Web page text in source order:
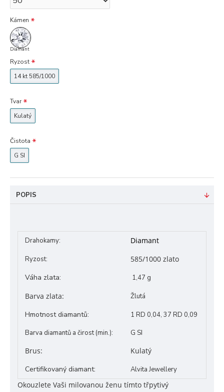
Kámen
Diamant
Ryzost
14 kt 585/1000
Tvar
Kulatý
Čistota
G SI
POPIS
Drahokamy: Diamant
Ryzost:
585/1000 zlato
Váha zlata: 1,47 g
Barva zlata: Žlutá
Hmotnost diamantů:
1 RD 0,04, 37 RD 0,09
Barva diamantů a čirost (min.):
G SI
Brus:
Kulatý
Certifikovaný diamant:
Alvita Jewellery
Okouzlete Vaši milovanou ženu tímto třpytivý